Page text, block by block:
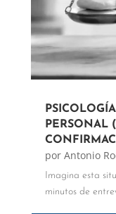
PERSONAL
por Antonio
Imagina esta
minutos de